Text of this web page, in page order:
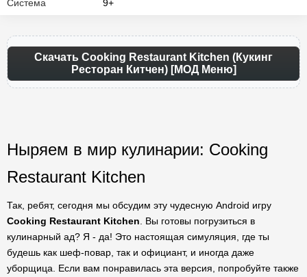
Система 9+
Скачать Cooking Restaurant Kitchen (Кукинг
Ресторан Китчен) [МОД Меню]
Ныряем в мир кулинарии: Cooking
Restaurant Kitchen
Так, ребят, сегодня мы обсудим эту чудесную Android игру
Cooking Restaurant Kitchen . Вы готовы погрузиться в
кулинарный ад? Я - да! Это настоящая симуляция, где ты
будешь как шеф-повар, так и официант, и иногда даже
уборщица. Если вам понравилась эта версия, попробуйте также